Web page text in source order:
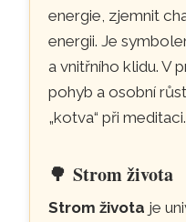
energie, zjemnit
energii. Je
a vnitřního klidu. V
pohyb a osobní
„kotva“ při meditaci.
🌳Strom života
Strom života je